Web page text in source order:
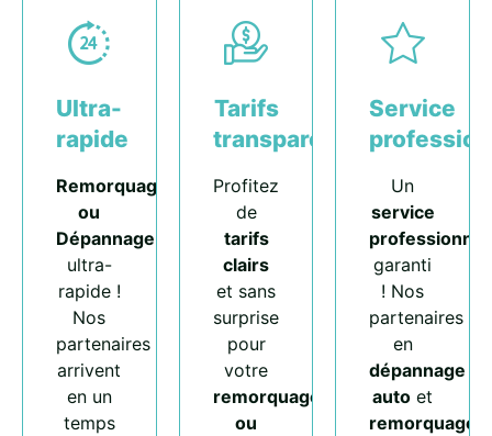
Ultra-
rapide
Remorquage
ou
Dépannage
ultra-
rapide !
Nos
partenaires
arrivent
en un
temps
Tarifs
transparents
Profitez
de
tarifs
clairs
et sans
surprise
pour
votre
remorquage
ou
Service
Un
service
professionnel
garanti
! Nos
partenaires
en
dépannage
auto et
remorquage